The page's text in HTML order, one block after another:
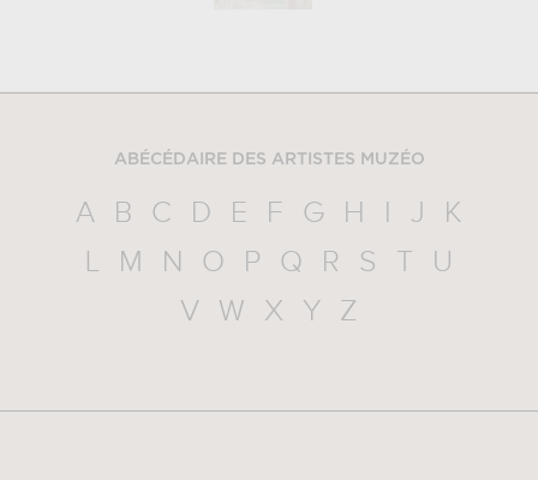
ABÉCÉDAIRE DES ARTISTES MUZÉO
A B C D E F G H I J
K
L
M N O P Q R S T
U
V
W X Y Z